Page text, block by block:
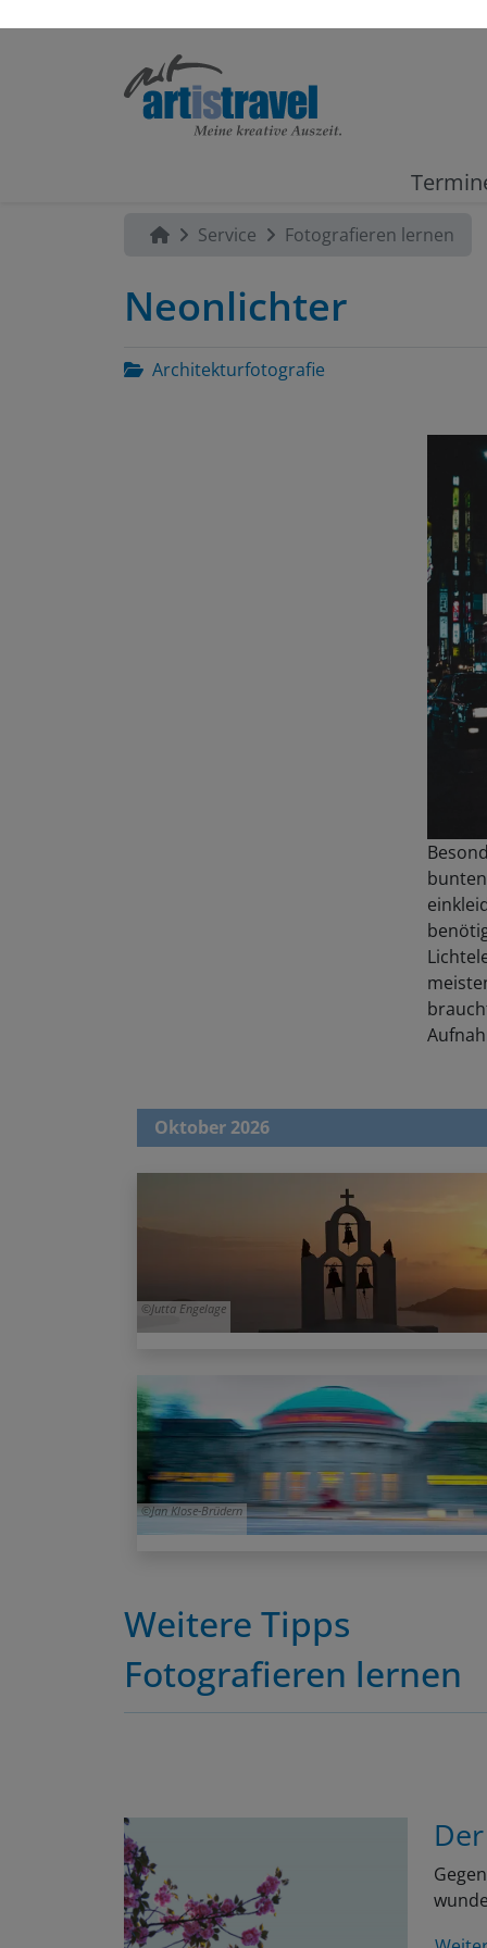
Fotografieren lernen
Neonlichter
Architekturfotografie
Oktober 2026
Jan Klose-Brüdern
Weitere Tipps
Fotografieren lernen